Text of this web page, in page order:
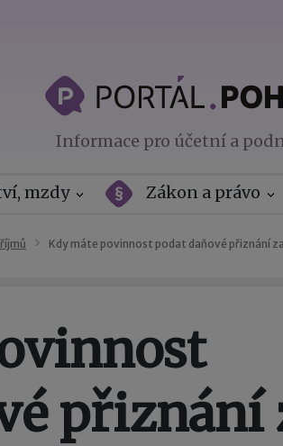
Informace pro účetní a
mzdy Zákon a právo
Kdy máte povinnost podat daňové přiznání
přiznání